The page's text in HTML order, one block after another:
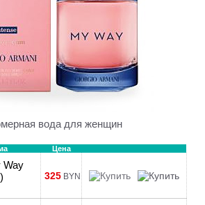
вода для женщин
Цена
Way
325 BYN